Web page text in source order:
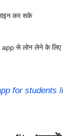
कर सके
से लोन लेने के लिए
for students